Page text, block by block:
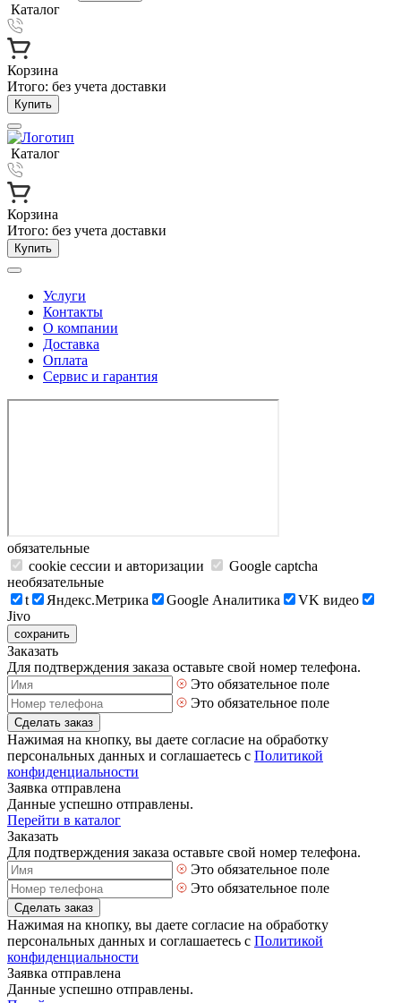
Каталог
Корзина
Итого: без учета доставки
Купить
Каталог
Корзина
Итого: без учета доставки
Купить
Услуги
Контакты
О компании
Доставка
Оплата
Сервис и гарантия
обязательные
cookie сессии и авторизации
Google captcha
необязательные
t
Яндекс.Метрика Google Аналитика
VK видео
Jivo
сохранить
Заказать
Для подтверждения заказа оставьте свой номер телефона.
Это обязательное поле
Это обязательное поле
Сделать заказ
Нажимая на кнопку, вы даете согласие на обработку
персональных данных и соглашаетесь с Политикой
конфиденциальности
Заявка отправлена
Данные успешно отправлены.
Перейти в каталог
Заказать
Для подтверждения заказа оставьте свой номер телефона.
Это обязательное поле
Это обязательное поле
Сделать заказ
Нажимая на кнопку, вы даете согласие на обработку
персональных данных и соглашаетесь с Политикой
конфиденциальности
Заявка отправлена
Данные успешно отправлены.